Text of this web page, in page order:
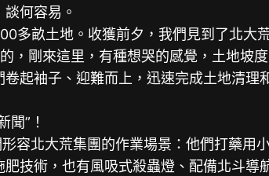
何容易。
畝土地。收獲前夕，我們見到了北大
，剛來這里，有種想哭的感覺，土地坡
袖子、迎難而上，迅速完成土地清理
”！
北大荒集團的作業場景：他們打藥用
術，也有風吸式殺蟲燈、配備北斗導